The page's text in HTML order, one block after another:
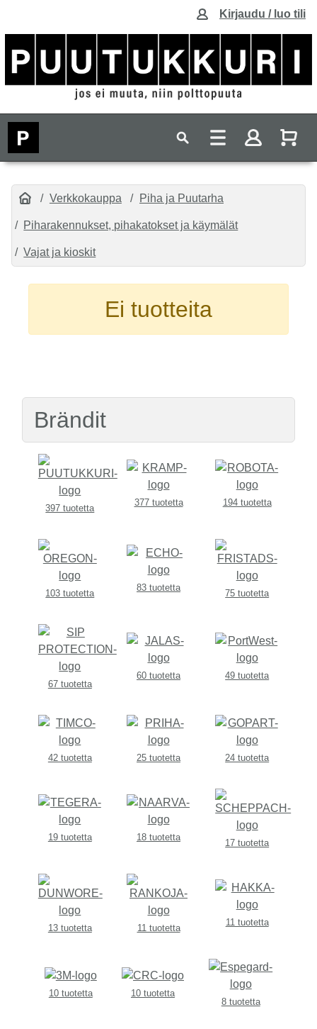
Kirjaudu / luo tili
Verkkokauppa Piha ja Puutarha
Piharakennukset, pihakatokset ja käymälät
Vajat ja kioskit
Ei tuotteita
Brändit
397 tuotetta
377 tuotetta 194 tuotetta
103 tuotetta
83 tuotetta
75 tuotetta
67 tuotetta
60 tuotetta 49 tuotetta
42 tuotetta 25 tuotetta 24 tuotetta
19 tuotetta 18 tuotetta
17 tuotetta
13 tuotetta 11 tuotetta
11 tuotetta
10 tuotetta
10 tuotetta
8 tuotetta